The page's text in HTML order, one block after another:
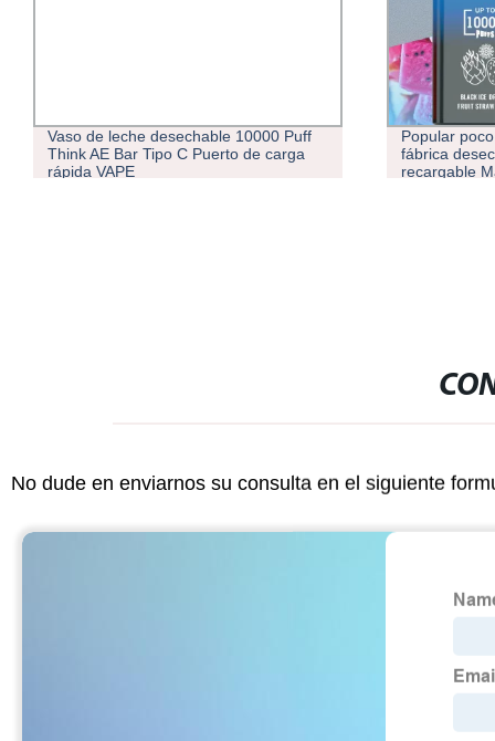
Vaso de leche desechable 10000 Puff
Think AE Bar Tipo C Puerto de carga
rápida VAPE
Popular
fábrica
recargable
No dude en enviarnos su consulta en el siguiente